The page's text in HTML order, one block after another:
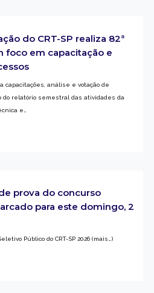
do CRT-SP realiza 82ª
foco em capacitação e
capacitações, análise e votação de
do relatório semestral das atividades da
e…
prova do concurso
para este domingo, 2
Público do CRT-SP 2026 (mais…)